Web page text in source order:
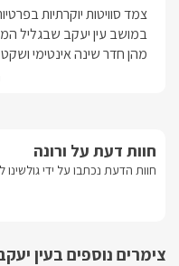
חוות דעת על ורונה
חוות הדעת נכתבו על ידי
צימרים נוספים בעין